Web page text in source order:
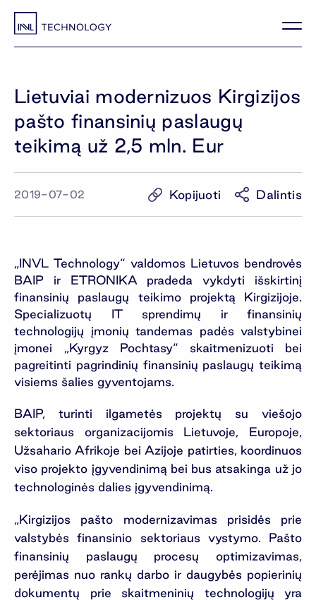
Lietuviai modernizuos Kirgizijos
pašto finansinių paslaugų
teikimą už 2,5 mln. Eur
2019-07-02 Kopijuoti Dalintis
„INVL Technology“ valdomos Lietuvos bendrovės
BAIP ir ETRONIKA pradeda vykdyti išskirtinį
finansinių paslaugų teikimo projektą Kirgizijoje.
Specializuotų IT sprendimų ir finansinių
technologijų įmonių tandemas padės valstybinei
įmonei „Kyrgyz Pochtasy“ skaitmenizuoti bei
pagreitinti pagrindinių finansinių paslaugų teikimą
visiems šalies gyventojams.
BAIP, turinti ilgametės projektų su viešojo
sektoriaus organizacijomis Lietuvoje, Europoje,
Užsahario Afrikoje bei Azijoje patirties, koordinuos
viso projekto įgyvendinimą bei bus atsakinga už jo
technologinės dalies įgyvendinimą.
„Kirgizijos pašto modernizavimas prisidės prie
valstybės finansinio sektoriaus vystymo. Pašto
finansinių paslaugų procesų optimizavimas,
perėjimas nuo rankų darbo ir daugybės popierinių
dokumentų prie skaitmeninių technologijų yra